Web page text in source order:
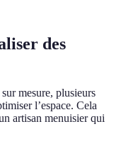
des
mesure, plusieurs
l’espace. Cela
artisan menuisier qui